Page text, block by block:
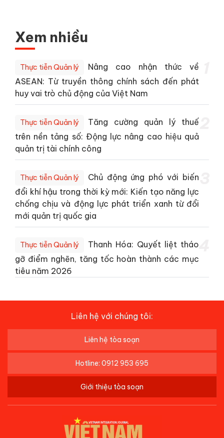
Xem nhiều
Thực tiễn Quản lý
Nâng cao nhận thức về
ASEAN: Từ truyền thông chính sách đến phát
huy vai trò chủ động của Việt Nam
Thực tiễn Quản lý
Tăng cường quản lý thuế
trên nền tảng số: Động lực nâng cao hiệu quả
quản trị tài chính công
Thực tiễn Quản lý
Chủ động ứng phó với biến
đổi khí hậu trong thời kỳ mới: Kiến tạo năng lực
chống chịu và động lực phát triển xanh từ đổi
mới quản trị quốc gia
Thực tiễn Quản lý
Thanh Hóa: Quyết liệt tháo
gỡ điểm nghẽn, tăng tốc hoàn thành các mục
tiêu năm 2026
Liên hệ với chúng tôi:
Liên hệ tòa soạn
Hotline: 0912 953 695
Giới thiệu tòa soạn